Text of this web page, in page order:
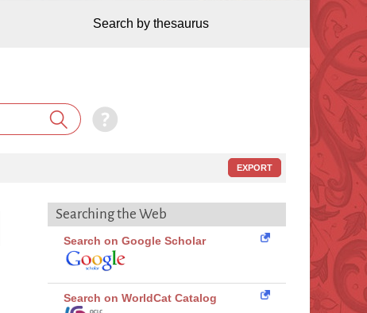
Search by thesaurus
EXPORT
Searching the Web
Search on Google Scholar
Search on WorldCat Catalog